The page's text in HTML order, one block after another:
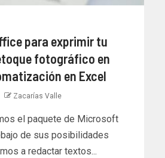
para exprimir tu
fotográfico en
en Excel
Zacarías Valle
el paquete de Microsoft
de sus posibilidades
a redactar textos...